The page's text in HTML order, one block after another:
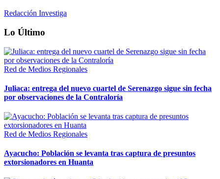
Redacción Investiga
Lo Último
Red de Medios Regionales
Juliaca: entrega del nuevo cuartel de Serenazgo sigue sin fecha
por observaciones de la Contraloría
Red de Medios Regionales
Ayacucho: Población se levanta tras captura de presuntos
extorsionadores en Huanta